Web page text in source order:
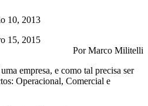
10, 2013
15, 2015
Por Marco Militelli
empresa, e como tal precisa ser
Operacional, Comercial e